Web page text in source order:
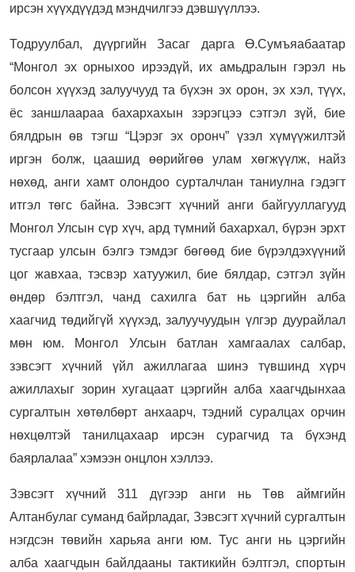
ирсэн хүүхдүүдэд мэндчилгээ дэвшүүллээ.
Тодруулбал, дүүргийн Засаг дарга Ө.Сумъяабаатар
“Монгол эх орныхоо ирээдүй, их амьдралын гэрэл нь
болсон хүүхэд залуучууд та бүхэн эх орон, эх хэл, түүх,
ёс заншлаараа бахархахын зэрэгцээ сэтгэл зүй, бие
бялдрын өв тэгш “Цэрэг эх оронч” үзэл хүмүүжилтэй
иргэн болж, цаашид өөрийгөө улам хөгжүүлж, найз
нөхөд, анги хамт олондоо сурталчлан таниулна гэдэгт
итгэл төгс байна. Зэвсэгт хүчний анги байгууллагууд
Монгол Улсын сүр хүч, ард түмний бахархал, бүрэн эрхт
тусгаар улсын бэлгэ тэмдэг бөгөөд бие бүрэлдэхүүний
цог жавхаа, тэсвэр хатуужил, бие бялдар, сэтгэл зүйн
өндөр бэлтгэл, чанд сахилга бат нь цэргийн алба
хаагчид төдийгүй хүүхэд, залуучуудын үлгэр дуурайлал
мөн юм. Монгол Улсын батлан хамгаалах салбар,
зэвсэгт хүчний үйл ажиллагаа шинэ түвшинд хүрч
ажиллахыг зорин хугацаат цэргийн алба хаагчдынхаа
сургалтын хөтөлбөрт анхаарч, тэдний суралцах орчин
нөхцөлтэй танилцахаар ирсэн сурагчид та бүхэнд
баярлалаа” хэмээн онцлон хэллээ.
Зэвсэгт хүчний 311 дүгээр анги нь Төв аймгийн
Алтанбулаг суманд байрладаг, Зэвсэгт хүчний сургалтын
нэгдсэн төвийн харьяа анги юм. Тус анги нь цэргийн
алба хаагчдын байлдааны тактикийн бэлтгэл, спортын